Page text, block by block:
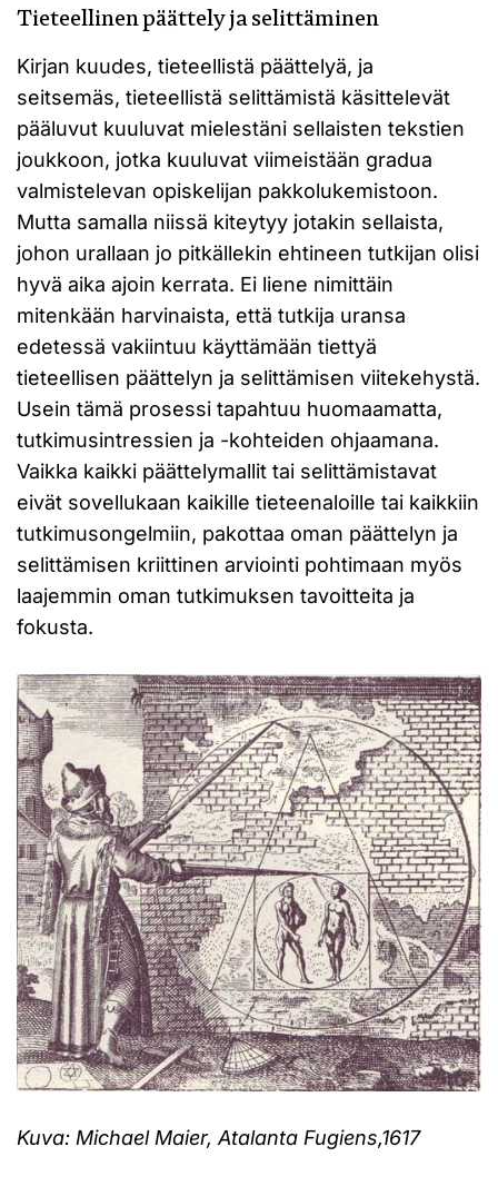
Tieteellinen päättely ja selittäminen
Kirjan kuudes, tieteellistä päättelyä, ja
seitsemäs, tieteellistä selittämistä käsittelevät
pääluvut kuuluvat mielestäni sellaisten tekstien
joukkoon, jotka kuuluvat viimeistään gradua
valmistelevan opiskelijan pakkolukemistoon.
Mutta samalla niissä kiteytyy jotakin sellaista,
johon urallaan jo pitkällekin ehtineen tutkijan olisi
hyvä aika ajoin kerrata. Ei liene nimittäin
mitenkään harvinaista, että tutkija uransa
edetessä vakiintuu käyttämään tiettyä
tieteellisen päättelyn ja selittämisen viitekehystä.
Usein tämä prosessi tapahtuu huomaamatta,
tutkimusintressien ja -kohteiden ohjaamana.
Vaikka kaikki päättelymallit tai selittämistavat
eivät sovellukaan kaikille tieteenaloille tai kaikkiin
tutkimusongelmiin, pakottaa oman päättelyn ja
selittämisen kriittinen arviointi pohtimaan myös
laajemmin oman tutkimuksen tavoitteita ja
fokusta.
Kuva: Michael Maier, Atalanta Fugiens,1617